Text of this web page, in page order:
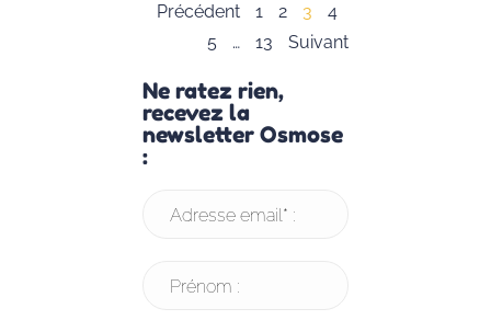
Précédent 1 2 3
4
5
… 13 Suivant
Ne ratez rien,
recevez la
newsletter Osmose
:
Adresse email* :
Prénom :